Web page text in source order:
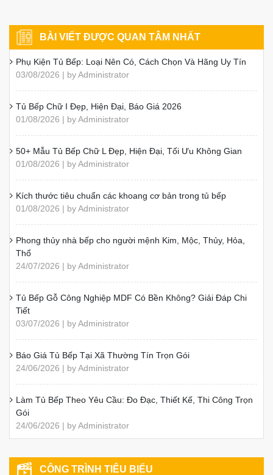
BÀI VIẾT ĐƯỢC QUAN TÂM NHẤT
Phụ Kiện Tủ Bếp: Loại Nên Có, Cách Chọn Và Hãng Uy Tín
03/08/2026 | by Administrator
Tủ Bếp Chữ I Đẹp, Hiện Đại, Báo Giá 2026
01/08/2026 | by Administrator
50+ Mẫu Tủ Bếp Chữ L Đẹp, Hiện Đại, Tối Ưu Không Gian
01/08/2026 | by Administrator
Kích thước tiêu chuẩn các khoang cơ bản trong tủ bếp
01/08/2026 | by Administrator
Phong thủy nhà bếp cho người mệnh Kim, Mộc, Thủy, Hỏa,
Thổ
24/07/2026 | by Administrator
Tủ Bếp Gỗ Công Nghiệp MDF Có Bền Không? Giải Đáp Chi
Tiết
03/07/2026 | by Administrator
Báo Giá Tủ Bếp Tại Xã Thường Tín Trọn Gói
24/06/2026 | by Administrator
Làm Tủ Bếp Theo Yêu Cầu: Đo Đạc, Thiết Kế, Thi Công Trọn
Gói
24/06/2026 | by Administrator
CÔNG TRÌNH TIÊU BIỂU